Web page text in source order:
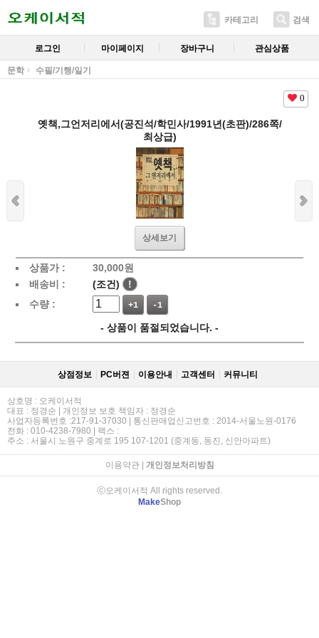
카테고리 검색
로그인 마이페이지 장바구니 관심상품
문학 수필/기행/일기
0
옛책,그언저리에서(공진석/학민사/1991년(초판)/286쪽/
최상급)
상세보기
상품가 : 30,000원
배송비 :
(조건)
!
수량 :
+1 -1
- 상품이 품절되었습니다. -
상점정보 PC버젼 이용안내 고객센터 커뮤니티
상호명 : 오케이서적
대표 : 정경순 | 개인정보 보호 책임자 : 정경순
사업자등록번호 :217-91-37030 | 통신판매업신고번호 : 2014-서울노원-0176
전화 : 010-4238-7980 | 팩스 :
주소 : 서울시 노원구 중계로 195 107-1201 (중계동, 동진, 신안아파트)
이용약관| 개인정보처리방침
ⓒ오케이서적 All rights reserved.
MakeShop